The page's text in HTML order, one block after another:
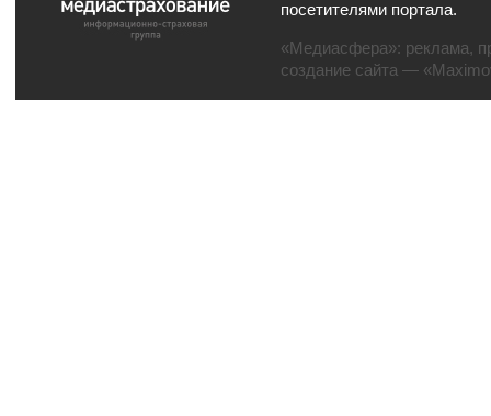
посетителями портала.
«Медиасфера»: реклама,
создание сайта —